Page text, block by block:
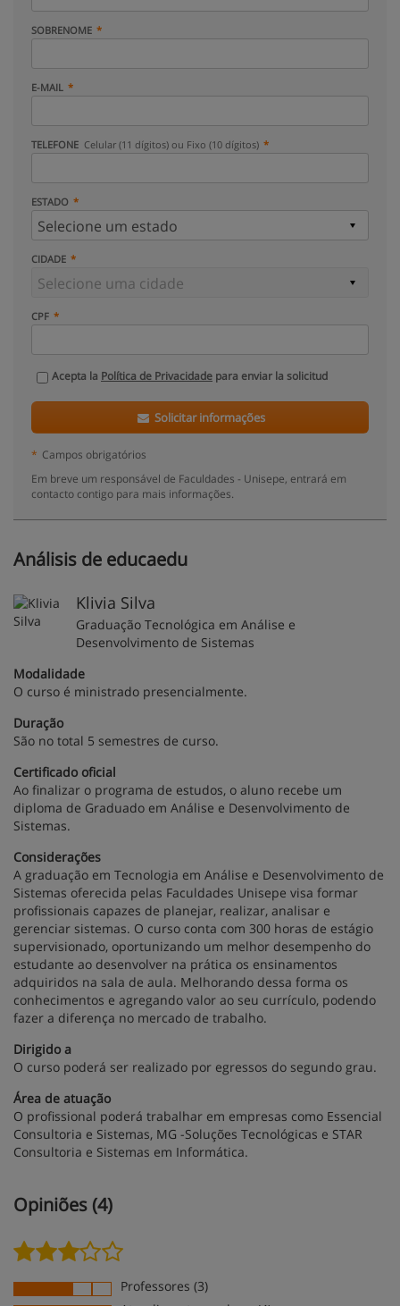
SOBRENOME
E-MAIL
TELEFONE Celular (11 dígitos) ou Fixo (10 dígitos)
ESTADO
CIDADE
CPF
Acepta la Política de Privacidade para enviar la solicitud
Solicitar informações
* Campos obrigatórios
Em breve um responsável de Faculdades - Unisepe, entrará em
contacto contigo para mais informações.
Análisis de educaedu
Klivia Silva
Graduação Tecnológica em Análise e
Desenvolvimento de Sistemas
Modalidade
O curso é ministrado presencialmente.
Duração
São no total 5 semestres de curso.
Certificado oficial
Ao finalizar o programa de estudos, o aluno recebe um
diploma de Graduado em Análise e Desenvolvimento de
Sistemas.
Considerações
A graduação em Tecnologia em Análise e Desenvolvimento de
Sistemas oferecida pelas Faculdades Unisepe visa formar
profissionais capazes de planejar, realizar, analisar e
gerenciar sistemas. O curso conta com 300 horas de estágio
supervisionado, oportunizando um melhor desempenho do
estudante ao desenvolver na prática os ensinamentos
adquiridos na sala de aula. Melhorando dessa forma os
conhecimentos e agregando valor ao seu currículo, podendo
fazer a diferença no mercado de trabalho.
Dirigido a
O curso poderá ser realizado por egressos do segundo grau.
Área de atuação
O profissional poderá trabalhar em empresas como Essencial
Consultoria e Sistemas, MG -Soluções Tecnológicas e STAR
Consultoria e Sistemas em Informática.
Opiniões (4)
Professores (3)